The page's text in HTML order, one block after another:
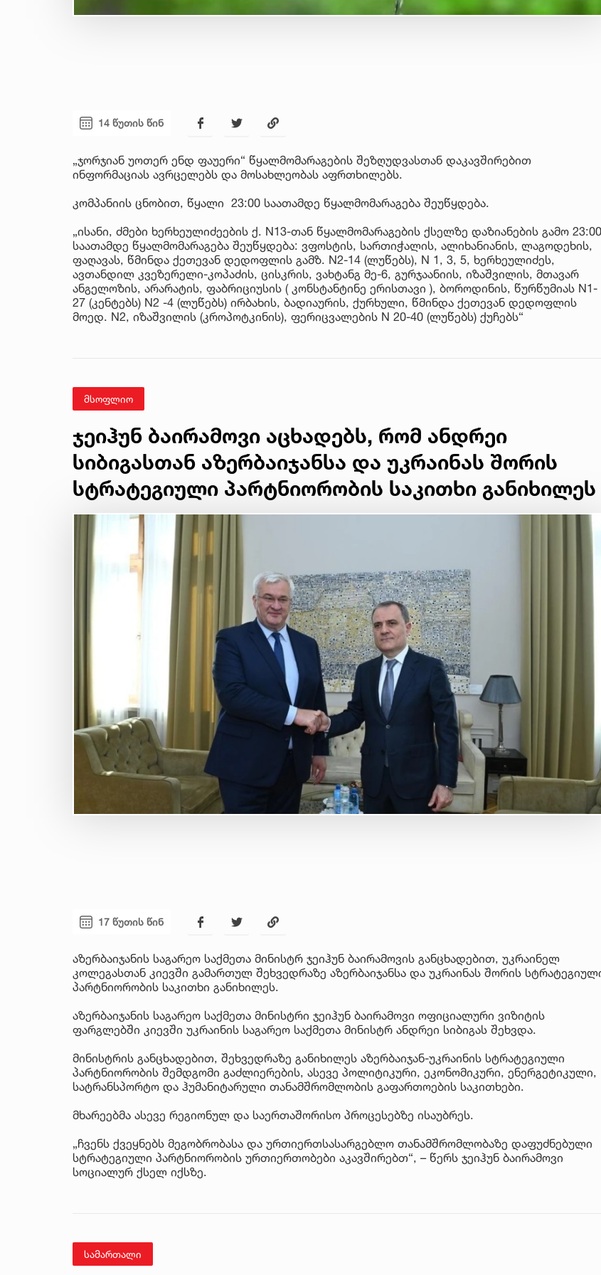
14 წუთის წინ
„ჯორჯიან უოთერ ენდ ფაუერი“ წყალმომარაგების შეზღუდვასთან დაკავშირებით
ინფორმაციას ავრცელებს და მოსახლეობას აფრთხილებს.
კომპანიის ცნობით, წყალი 23:00 საათამდე წყალმომარაგება შეუწყდება.
„ისანი, ძმები ხერხეულიძეების ქ. N13-თან წყალმომარაგების ქსელზე დაზიანების გამო 23:00
საათამდე წყალმომარაგება შეუწყდება: ვფოსტის, სართიჭალის, ალიხანიანის, ლაგოდეხის,
ფაღავას, წმინდა ქეთევან დედოფლის გამზ. N2-14 (ლუწებს), N 1, 3, 5, ხერხეულიძეს,
ავთანდილ კვეზერელი-კოპაძის, ცისკრის, ვახტანგ მე-6, გურჯაანიის, იზაშვილის, მთავარ
ანგელოზის, არარატის, ფაბრიციუსის ( კონსტანტინე ერისთავი ), ბოროდინის, წურწუმიას N1-
27 (კენტებს) N2 -4 (ლუწებს) ირბახის, ბადიაურის, ქურხული, წმინდა ქეთევან დედოფლის
მოედ. N2, იზაშვილის (კროპოტკინის), ფერიცვალების N 20-40 (ლუწებს) ქუჩებს“
მსოფლიო
ჯეიჰუნ ბაირამოვი აცხადებს, რომ ანდრეი
სიბიგასთან აზერბაიჯანსა და უკრაინას შორის
სტრატეგიული პარტნიორობის საკითხი განიხილეს
17 წუთის წინ
აზერბაიჯანის საგარეო საქმეთა მინისტრ ჯეიჰუნ ბაირამოვის განცხადებით, უკრაინელ
კოლეგასთან კიევში გამართულ შეხვედრაზე აზერბაიჯანსა და უკრაინას შორის
პარტნიორობის საკითხი განიხილეს.
აზერბაიჯანის საგარეო საქმეთა მინისტრი ჯეიჰუნ ბაირამოვი ოფიციალური ვიზიტის
ფარგლებში კიევში უკრაინის საგარეო საქმეთა მინისტრ ანდრეი სიბიგას შეხვდა.
მინისტრის განცხადებით, შეხვედრაზე განიხილეს აზერბაიჯან-უკრაინის სტრატეგიული
პარტნიორობის შემდგომი გაძლიერების, ასევე პოლიტიკური, ეკონომიკური, ენერგეტიკული,
სატრანსპორტო და ჰუმანიტარული თანამშრომლობის გაფართოების საკითხები.
მხარეებმა ასევე რეგიონულ და საერთაშორისო პროცესებზე ისაუბრეს.
„ჩვენს ქვეყნებს მეგობრობასა და ურთიერთსასარგებლო თანამშრომლობაზე დაფუძნებული
სტრატეგიული პარტნიორობის ურთიერთობები აკავშირებთ“, – წერს ჯეიჰუნ ბაირამოვი
სოციალურ ქსელ იქსზე.
სამართალი